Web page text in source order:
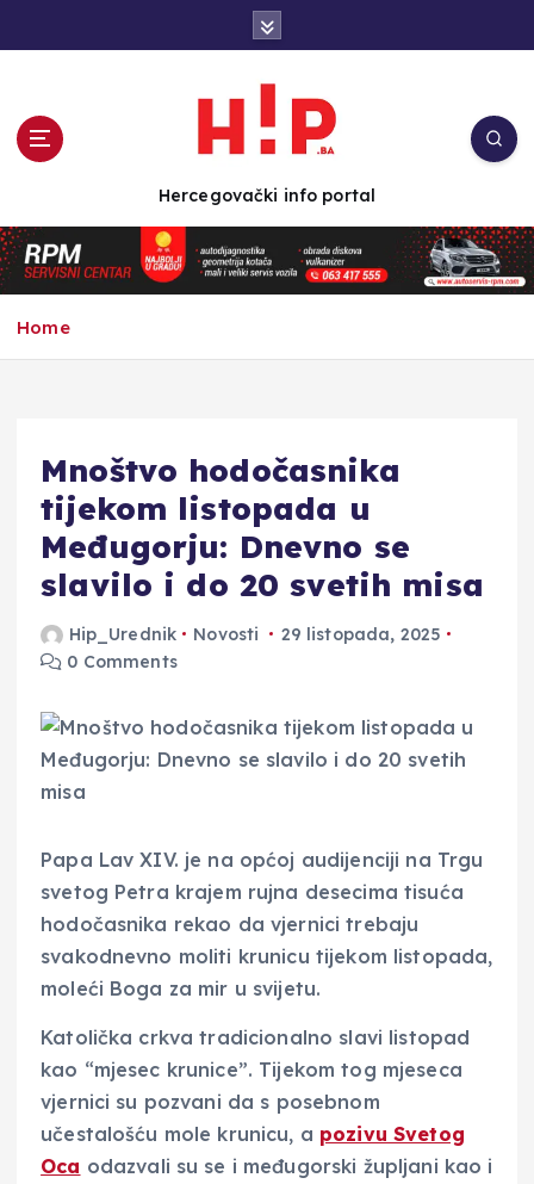
n
t
e
Hercegovački info portal
Home
Mnoštvo hodočasnika
tijekom listopada u
Međugorju: Dnevno se
slavilo i do 20 svetih misa
Hip_Urednik Novosti
29 listopada, 2025
0 Comments
Papa Lav XIV. je na općoj audijenciji na Trgu
svetog Petra krajem rujna desecima tisuća
hodočasnika rekao da vjernici trebaju
svakodnevno moliti krunicu tijekom listopada,
moleći Boga za mir u svijetu.
Katolička crkva tradicionalno slavi listopad
kao “mjesec krunice”. Tijekom tog mjeseca
vjernici su pozvani da s posebnom
učestalošću mole krunicu, a pozivu Svetog
Oca odazvali su se i međugorski župljani kao i